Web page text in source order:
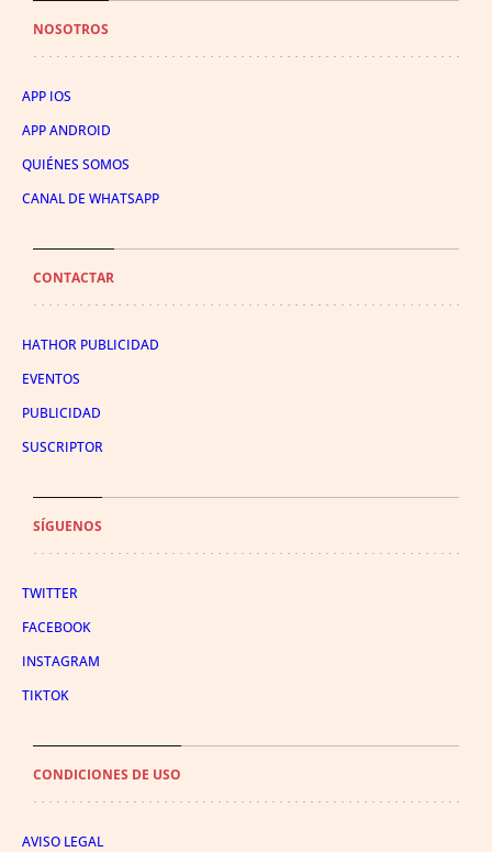
NOSOTROS
APP IOS
APP ANDROID
QUIÉNES SOMOS
CANAL DE WHATSAPP
CONTACTAR
HATHOR PUBLICIDAD
EVENTOS
PUBLICIDAD
SUSCRIPTOR
SÍGUENOS
TWITTER
FACEBOOK
INSTAGRAM
TIKTOK
CONDICIONES DE USO
AVISO LEGAL